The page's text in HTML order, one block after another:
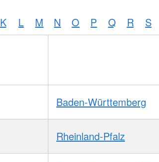
K L M N O P Q R S
Baden-Württemberg
Rheinland-Pfalz